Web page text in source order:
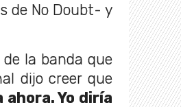
de No Doubt- y
la banda que
dijo creer que
Yo diría